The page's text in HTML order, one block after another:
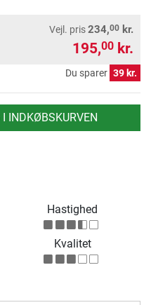
Vejl. pris234,00 kr.
195,00 kr.
Du sparer 39 kr.
INDKØBSKURVEN
Hastighed
Kvalitet